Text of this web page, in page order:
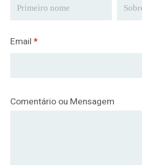
Email *
Comentário ou Mensagem